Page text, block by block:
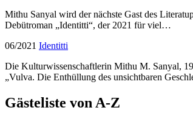
Mithu Sanyal wird der nächste Gast des
Debütroman „Identitti“, der 2021 für viel…
06/2021 Identitti
Die Kulturwissenschaftlerin Mithu M. Sanyal,
„Vulva. Die Enthüllung des unsichtbaren
Gästeliste von A-Z